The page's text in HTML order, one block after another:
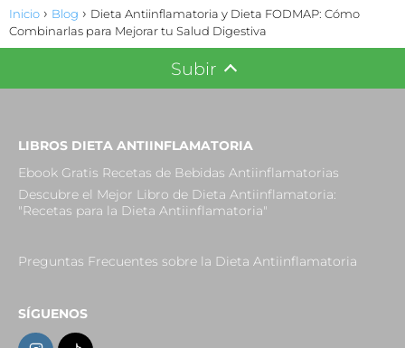
Inicio Blog
Dieta Antiinflamatoria y Dieta FODMAP: Cómo
Combinarlas para Mejorar tu Salud Digestiva
Subir
LIBROS DIETA ANTIINFLAMATORIA
Ebook Gratis Recetas de Bebidas Antiinflamatorias
Descubre el Mejor Libro de Dieta Antiinflamatoria:
"Recetas para la Dieta Antiinflamatoria"
Preguntas Frecuentes sobre la Dieta Antiinflamatoria
SÍGUENOS